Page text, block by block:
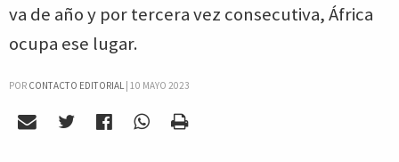
va de año y por tercera vez consecutiva, África
ocupa ese lugar.
POR CONTACTO EDITORIAL| 10 MAYO 2023